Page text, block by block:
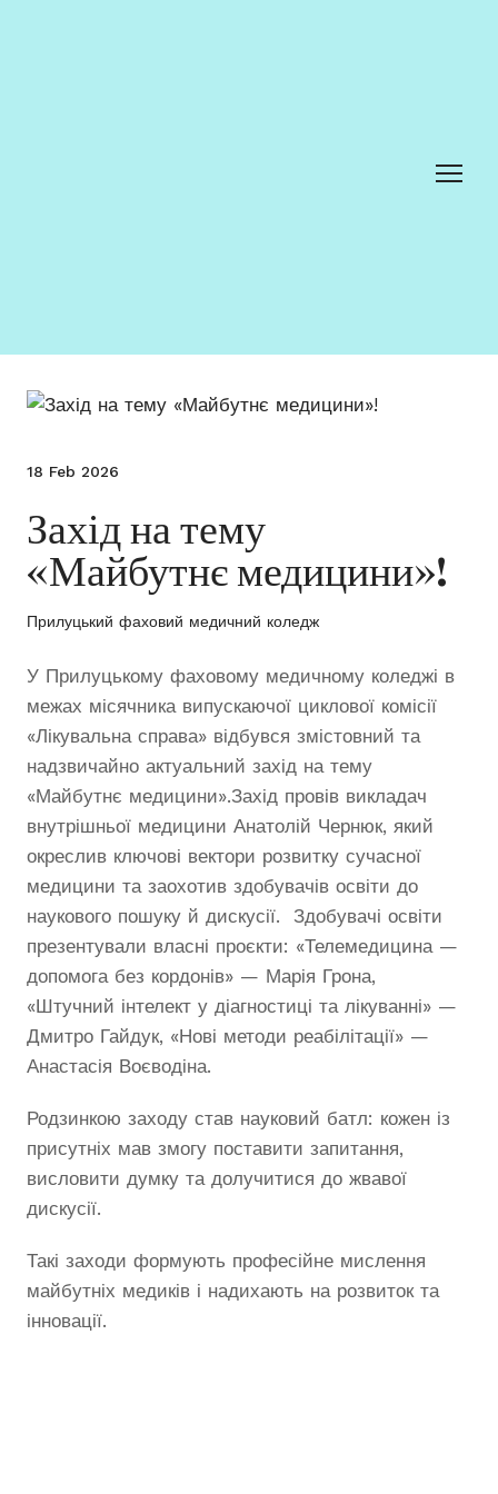
18 Feb 2026
Захід на тему
«Майбутнє медицини»!
Прилуцький фаховий медичний коледж
У Прилуцькому фаховому медичному коледжі в
межах місячника випускаючої циклової комісії
«Лікувальна справа» відбувся змістовний та
надзвичайно актуальний захід на тему
«Майбутнє медицини».Захід провів викладач
внутрішньої медицини Анатолій Чернюк, який
окреслив ключові вектори розвитку сучасної
медицини та заохотив здобувачів освіти до
наукового пошуку й дискусії. Здобувачі освіти
презентували власні проєкти: «Телемедицина —
допомога без кордонів» — Марія Грона,
«Штучний інтелект у діагностиці та лікуванні» —
Дмитро Гайдук, «Нові методи реабілітації» —
Анастасія Воєводіна.
Родзинкою заходу став науковий батл: кожен із
присутніх мав змогу поставити запитання,
висловити думку та долучитися до жвавої
дискусії.
Такі заходи формують професійне мислення
майбутніх медиків і надихають на розвиток та
інновації.